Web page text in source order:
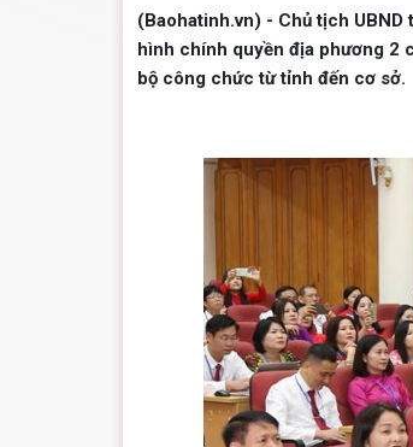
(Baohatinh.vn) - Chủ tịch
hình chính quyền địa phương 2
bộ công chức từ tỉnh đến cơ sở.